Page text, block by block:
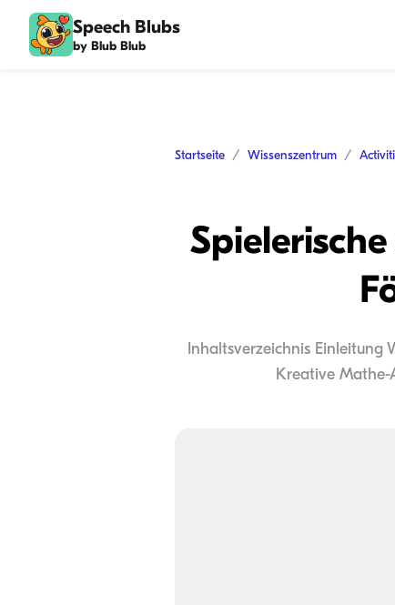
Speech Blubs
by Blub Blub
Startseite Wissenszentrum
Inhaltsverzeichnis
Kreative